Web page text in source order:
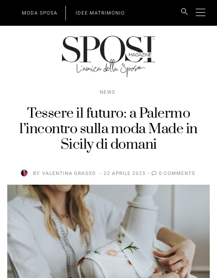
MODA SPOSA IDEE MATRIMONIO
NEWS
Tessere il futuro: a Palermo
l’incontro sulla moda Made in
Sicily di domani
BY VALENTINA GRASSO 22 APRILE 2025 0 COMMENTS